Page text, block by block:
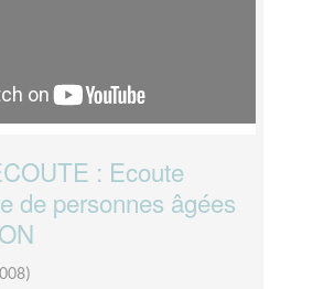
: Ecoute
de personnes âgées